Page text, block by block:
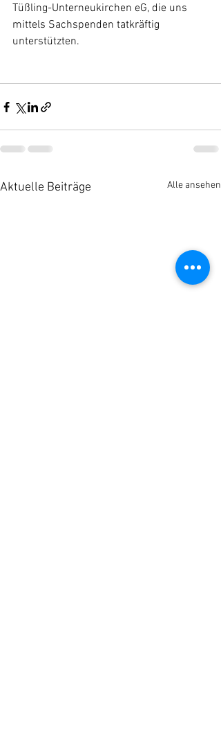
Tüßling-Unterneukirchen eG, die uns
mittels Sachspenden tatkräftig
unterstützten.
Aktuelle Beiträge Alle ansehen